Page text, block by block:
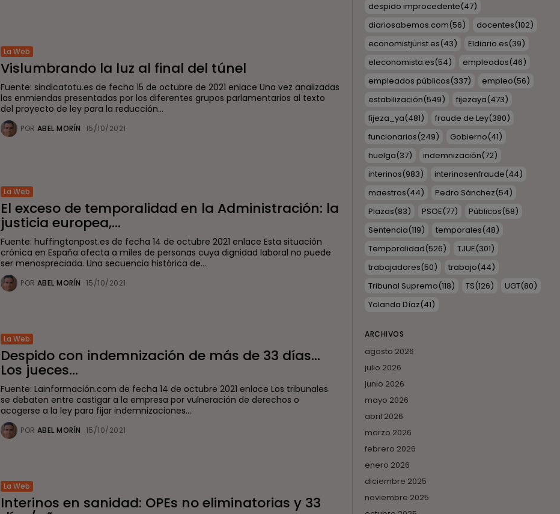
La Web
Vislumbrando la luz al final del túnel
Fuente: sindicatotu.es de fecha 15 de octubre de 2021 enlace Una vez analizadas
las enmiendas presentadas por los diferentes grupos parlamentarios al texto
del proyecto de ley para la reducción...
POR ABEL MORÍN 15/10/2021
La Web
El exceso de temporalidad en la Administración: la
justicia europea,...
Fuente: huffingtonpost.es de fecha 14 de octubre 2021 enlace Esta situación
crónica en España afecta a miles de personas cuya dignidad laboral no puede
ser menospreciada. Una secuencia histórica de...
POR ABEL MORÍN 15/10/2021
La Web
Despido con indemnización de más de 33 días…
Los jueces...
Fuente: Lainformación.com de fecha 14 de octubre 2021 enlace Los tribunales
se debaten entre castigar a la empresa por vulneración de derechos o
acogerse a la ley para fijar indemnizaciones....
POR ABEL MORÍN 15/10/2021
La Web
Interinos en sanidad: OPEs no eliminatorias y 33
despido improcedente(47)
diariosabemos.com(56) docentes(102)
economistjurist.es(43) Eldiario.es(39)
eleconomista.es(54) empleados(46)
empleados públicos(337) empleo(56)
estabilización(549) fijezaya(473)
fijeza_ya(481) fraude de Ley(380)
funcionarios(249) Gobierno(41)
huelga(37) indemnización(72)
interinos(983) interinosenfraude(44)
maestros(44) Pedro Sánchez(54)
Plazas(83) PSOE(77) Públicos(58)
Sentencia(119) temporales(48)
Temporalidad(526) TJUE(301)
trabajadores(50) trabajo(44)
Tribunal Supremo(118) TS(126) UGT(80)
Yolanda Díaz(41)
ARCHIVOS
agosto 2026
julio 2026
junio 2026
mayo 2026
abril 2026
marzo 2026
febrero 2026
enero 2026
diciembre 2025
noviembre 2025